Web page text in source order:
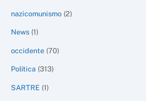
nazicomunismo (2)
News (1)
occidente (70)
Política (313)
SARTRE (1)